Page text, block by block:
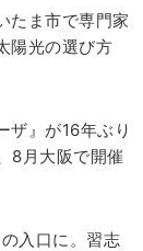
たま市で専門家
陽光の選び方
ザ』が16年ぶり
8月大阪で開催
入口に。習志